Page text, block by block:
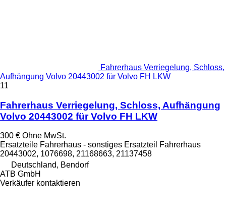
Fahrerhaus Verriegelung, Schloss,
Aufhängung Volvo 20443002 für Volvo FH LKW
11
Fahrerhaus Verriegelung, Schloss, Aufhängung
Volvo 20443002 für Volvo FH LKW
300 € Ohne MwSt.
Ersatzteile Fahrerhaus - sonstiges Ersatzteil Fahrerhaus
20443002, 1076698, 21168663, 21137458
Deutschland, Bendorf
ATB GmbH
Verkäufer kontaktieren